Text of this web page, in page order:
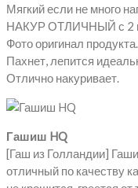
Мягкий если не много
НАКУР ОТЛИЧНЫЙ с 2
Фото оригинал продукта.
Пахнет, лепится
Отлично накуривает.
Гашиш HQ
[Гаш из Голландии]
отличный по качеству